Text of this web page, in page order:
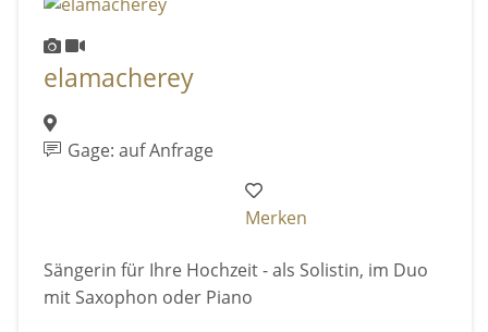
elamacherey
Gage: auf Anfrage
Merken
Sängerin für Ihre Hochzeit - als Solistin, im Duo
mit Saxophon oder Piano